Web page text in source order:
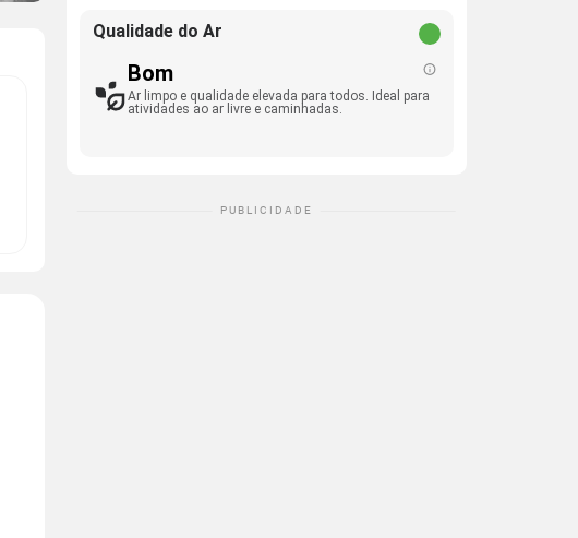
Qualidade do Ar
Bom
Ar limpo e qualidade elevada para todos. Ideal para
atividades ao ar livre e caminhadas.